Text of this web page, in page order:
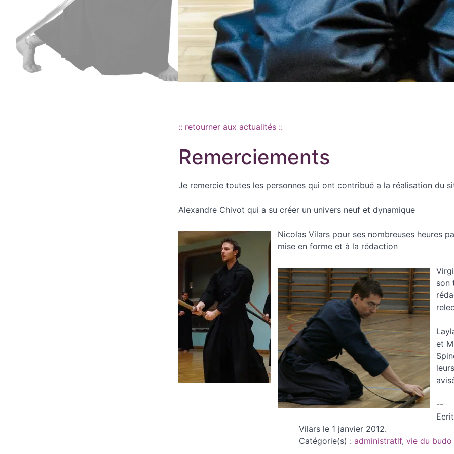
:: retourner aux actualités ::
Remerciements
Je remercie toutes les personnes qui ont contribué a la réalisation du
Alexandre Chivot qui a su créer un univers neuf et dynamique
Nicolas Vilars pour ses nombreuses heures
mise en forme et à la rédaction
son
et
--
Vilars le 1 janvier 2012.
Catégorie(s) : administratif, vie du budo